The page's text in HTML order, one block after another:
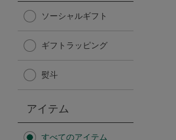
日傘
保冷バッグ
ソーシャルギフト
ギフトラッピング
熨斗
アイテム
すべてのアイテム